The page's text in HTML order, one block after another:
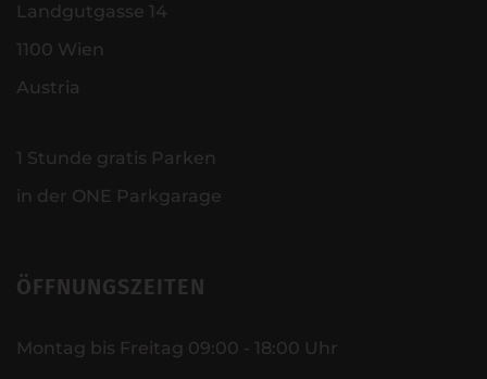
Landgutgasse 14
1100 Wien
Austria
1 Stunde gratis Parken
in der ONE Parkgarage
ÖFFNUNGSZEITEN
Montag bis Freitag 09:00 - 18:00 Uhr